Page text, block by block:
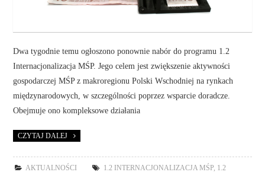
Dwa tygodnie temu ogłoszono ponownie nabór do programu 1.2
Internacjonalizacja MŚP. Jego celem jest zwiększenie aktywności
gospodarczej MŚP z makroregionu Polski Wschodniej na rynkach
międzynarodowych, w szczególności poprzez wsparcie doradcze.
Obejmuje ono kompleksowe działania
CZYTAJ DALEJ
AKTUALNOŚCI 1.2 INTERNACJONALIZACJA MŚP 1.2